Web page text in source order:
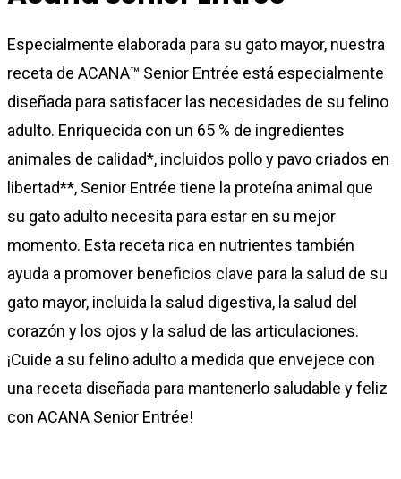
Especialmente elaborada para su gato mayor, nuestra
receta de ACANA™ Senior Entrée está especialmente
diseñada para satisfacer las necesidades de su felino
adulto. Enriquecida con un 65 % de ingredientes
animales de calidad*, incluidos pollo y pavo criados en
libertad**, Senior Entrée tiene la proteína animal que
su gato adulto necesita para estar en su mejor
momento. Esta receta rica en nutrientes también
ayuda a promover beneficios clave para la salud de su
gato mayor, incluida la salud digestiva, la salud del
corazón y los ojos y la salud de las articulaciones.
¡Cuide a su felino adulto a medida que envejece con
una receta diseñada para mantenerlo saludable y feliz
con ACANA Senior Entrée!